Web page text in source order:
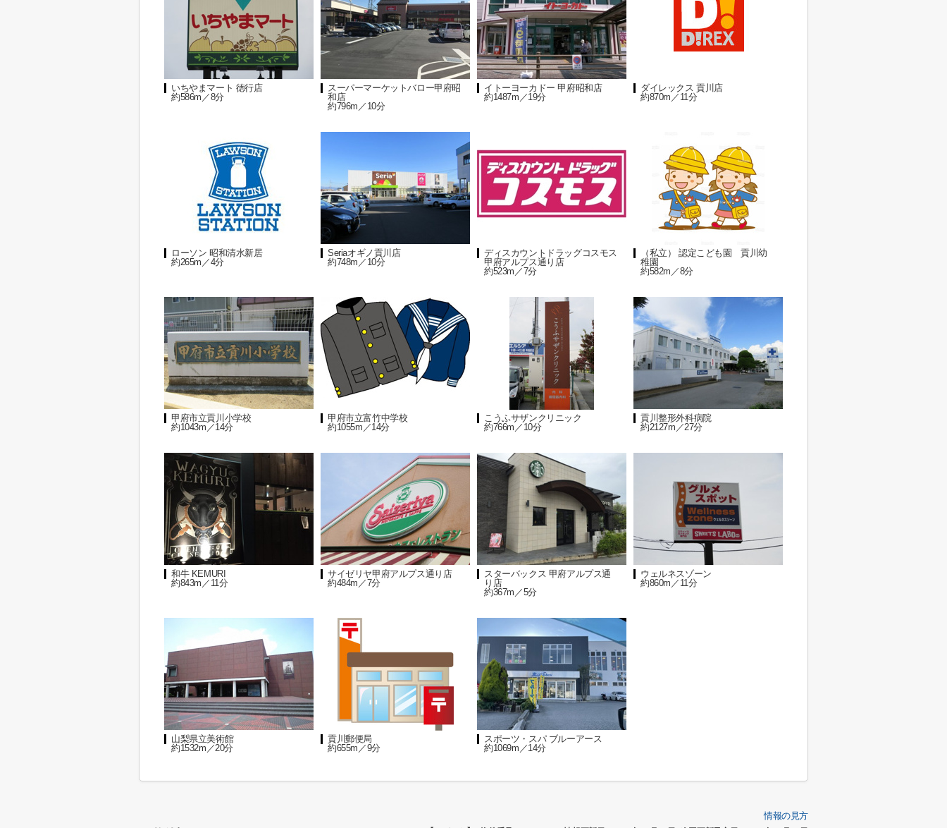
いちやまマート 徳行店
約586m／8分
スーパーマーケットバロー甲府昭
和店
約796m／10分
イトーヨーカドー 甲府昭和店
約1487m／19分
ダイレックス 貢川店
約870m／11分
ローソン 昭和清水新居
約265m／4分
Seriaオギノ貢川店
約748m／10分
ディスカウントドラッグコスモス
甲府アルプス通り店
約523m／7分
（私立） 認定こども園 貢川幼
稚園
約582m／8分
甲府市立貢川小学校
約1043m／14分
甲府市立富竹中学校
約1055m／14分
こうふサザンクリニック
約766m／10分
貢川整形外科病院
約2127m／27分
和牛 KEMURI
約843m／11分
サイゼリヤ甲府アルプス通り店
約484m／7分
スターバックス 甲府アルプス通
り店
約367m／5分
ウェルネスゾーン
約860m／11分
山梨県立美術館
約1532m／20分
貢川郵便局
約655m／9分
スポーツ・スパ ブルーアース
約1069m／14分
情報の見方